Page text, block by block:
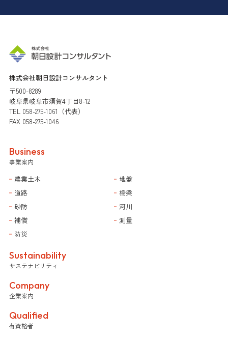
株式会社朝日設計コンサルタント
〒500-8289
岐阜県岐阜市須賀4丁目8-12
TEL 058-275-1061 （代表）
FAX 058-275-1046
Business
事業案内
農業土木
地盤
道路
橋梁
砂防
河川
補償
測量
防災
Sustainability
サステナビリティ
Company
企業案内
Qualified
有資格者